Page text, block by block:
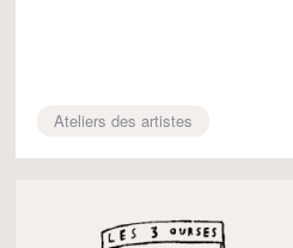
Ateliers des artistes